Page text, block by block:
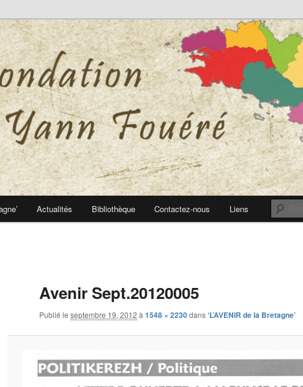
Fouéré
Fouéré
Actualités Bibliothèque Contactez-nous Liens
Avenir Sept.20120005
Publié le septembre 19, 2012 à 1548 × 2230dans‘L’AVENIR de la Bretagne’